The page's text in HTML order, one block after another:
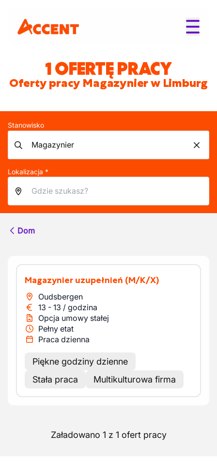
1 OFERTĘ PRACY
Oferty pracy Magazynier w Limburg
Stanowisko
Lokalizacja *
Dom
Magazynier uzupełnień (M/K/X)
Oudsbergen
13 - 13 / godzina
Opcja umowy stałej
Pełny etat
Praca dzienna
Piękne godziny dzienne
Stała praca
Multikulturowa firma
Załadowano 1 z 1 ofert pracy